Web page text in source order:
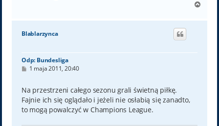
g
Blablarzynca
Odp: Bundesliga
P
t
1 maja 2011, 20:40
Na przestrzeni całego sezonu grali świetną piłkę.
Fajnie ich się oglądało i jeżeli nie osłabią się zanadto,
to mogą powalczyć w Champions League.